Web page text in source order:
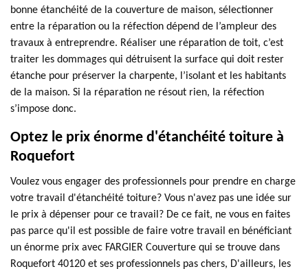
bonne étanchéité de la couverture de maison, sélectionner
entre la réparation ou la réfection dépend de l’ampleur des
travaux à entreprendre. Réaliser une réparation de toit, c’est
traiter les dommages qui détruisent la surface qui doit rester
étanche pour préserver la charpente, l’isolant et les habitants
de la maison. Si la réparation ne résout rien, la réfection
s’impose donc.
Optez le prix énorme d'étanchéité toiture à
Roquefort
Voulez vous engager des professionnels pour prendre en charge
votre travail d'étanchéité toiture? Vous n'avez pas une idée sur
le prix à dépenser pour ce travail? De ce fait, ne vous en faites
pas parce qu'il est possible de faire votre travail en bénéficiant
un énorme prix avec FARGIER Couverture qui se trouve dans
Roquefort 40120 et ses professionnels pas chers, D'ailleurs, les